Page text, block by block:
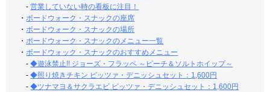
-営業していない時の看板に注目！
・ボードウォーク・スナックの座席
・ボードウォーク・スナックの場所
・ボードウォーク・スナックのメニュー一覧
・ボードウォック・スナックのおすすめメニュー
-◆遊泳禁止!! ジョーズ・フラッペ ～ピーチ＆ソルトホイップ～
-◆照り焼きチキン ピッツァ・デニッシュセット：1,600円
-◆ツナマヨ＆サクラエビ ピッツァ・デニッシュセット：1,600円